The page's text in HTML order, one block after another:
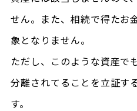
せん。また、相続で得たお
象となりません。
ただし、このような資産で
分離されてることを立証す
す。